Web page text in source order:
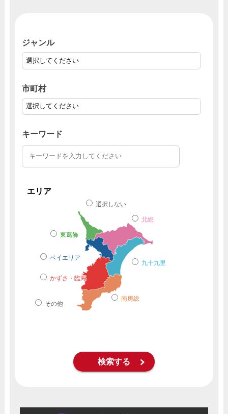
ジャンル
市町村
キーワード
エリア
選択しない
ベイエリア
東葛飾
北総
九十九里
南房総
かずさ・臨海
その他